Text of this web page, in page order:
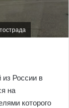
России в
на
которого